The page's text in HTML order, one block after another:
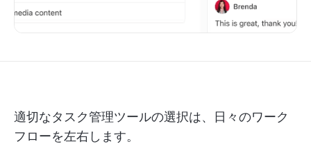
適切なタスク管理ツールの選択は、日々のワーク
フローを左右します。